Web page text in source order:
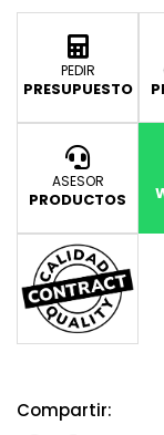
PEDIR
PRESUPUESTO
ASESOR
PRODUCTOS
Compartir: